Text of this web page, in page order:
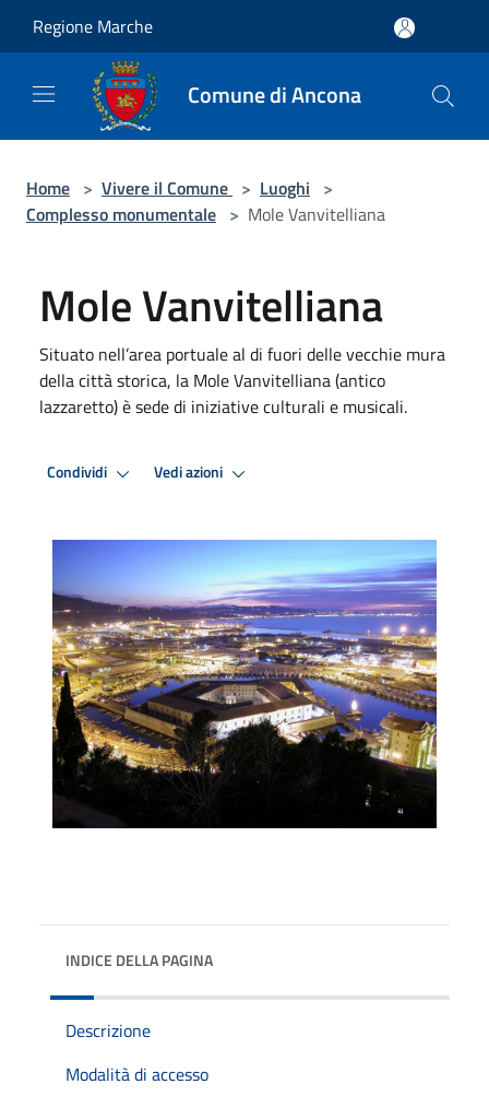
Regione Marche
Comune di Ancona
Home > Vivere il Comune > Luoghi >
Complesso monumentale > Mole Vanvitelliana
Mole Vanvitelliana
Situato nell’area portuale al di fuori delle vecchie mura
della città storica, la Mole Vanvitelliana (antico
lazzaretto) è sede di iniziative culturali e musicali.
Condividi Vedi azioni
INDICE DELLA PAGINA
Descrizione
Modalità di accesso